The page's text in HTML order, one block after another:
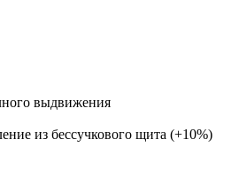
выдвижения
из бессучкового щита (+10%)